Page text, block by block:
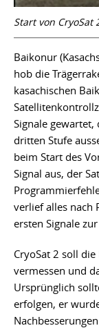
Start von CryoSat
Baikonur
hob die
kasachischen
Signale
dritten Stufe
beim Start des
Signal aus, der
verlief alles nach
ersten Signale zur
CryoSat 2 soll
vermessen und
Ursprünglich
erfolgen, er